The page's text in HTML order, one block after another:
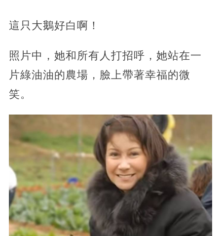
這只大鵝好白啊！
照片中，她和所有人打招呼，她站在一
片綠油油的農場，臉上帶著幸福的微
笑。